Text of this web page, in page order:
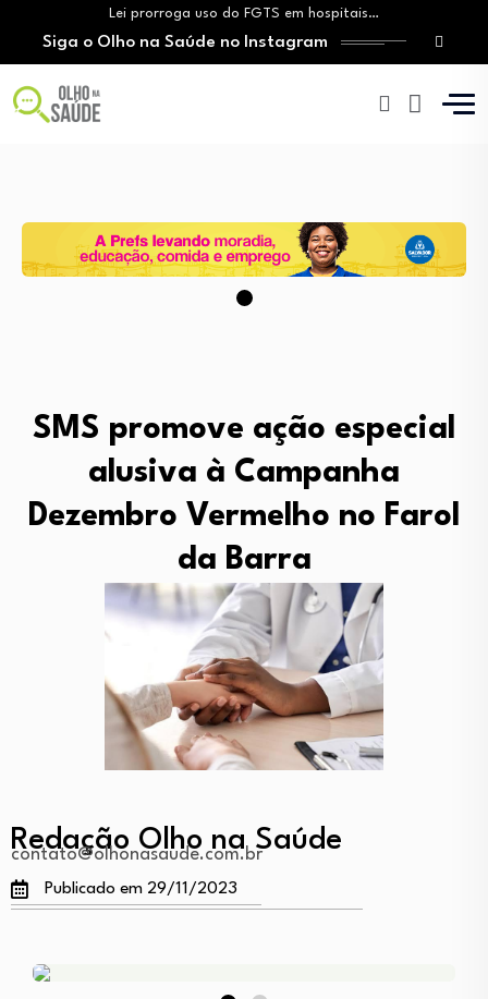
Lei prorroga uso do FGTS em hospitais…
Brasil registra alta taxa de diagnósticos tardios…
Aleitamento materno: Salvador amplia ações de incentivo…
Medicamento incorporado ao SUS reduz em até…
Siga o Olho na Saúde no Instagram
SMS promove ação especial
alusiva à Campanha
Dezembro Vermelho no Farol
da Barra
Redação Olho na Saúde
contato@olhonasaude.com.br
Publicado em 29/11/2023